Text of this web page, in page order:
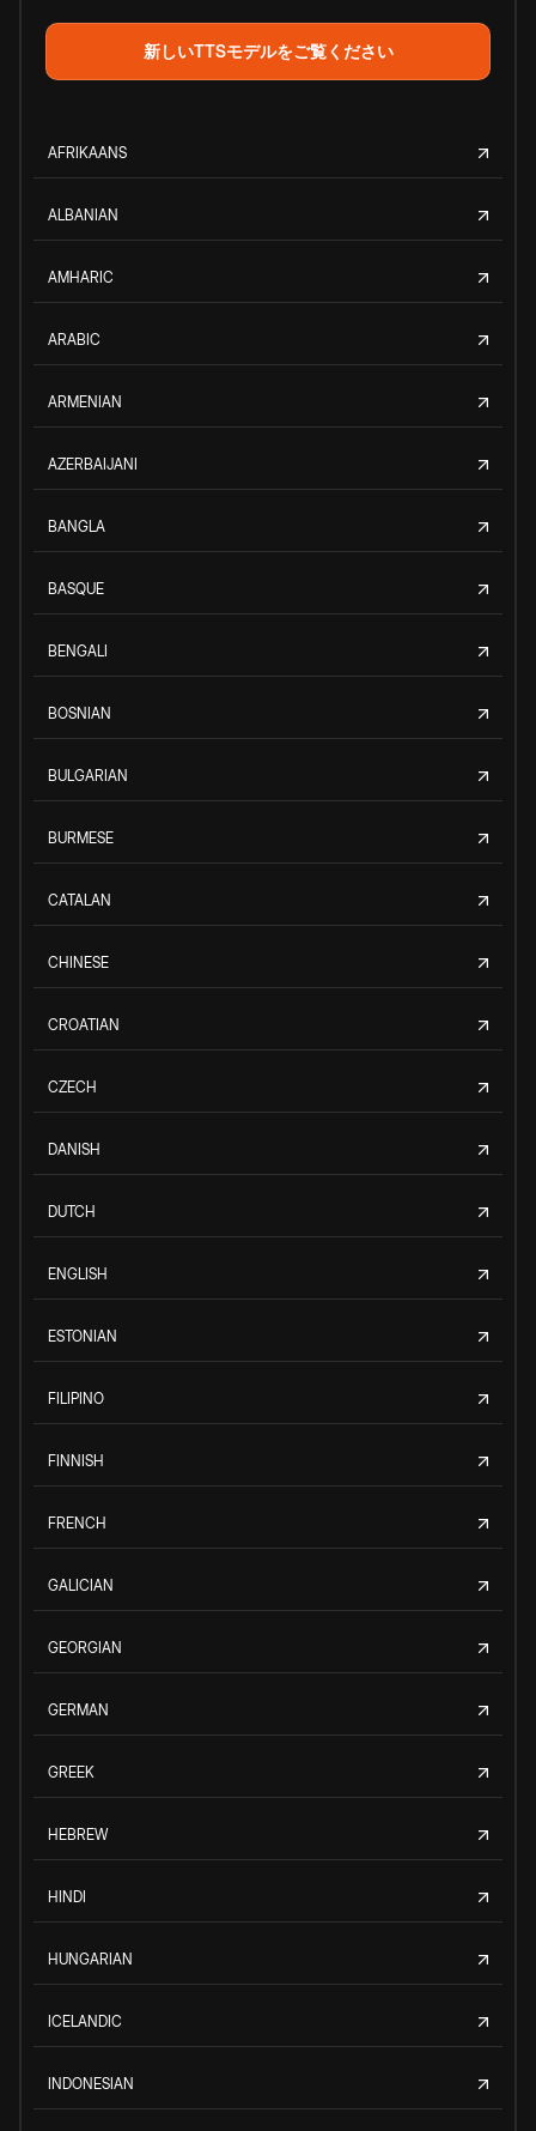
新しいTTSモデルをご覧ください
AFRIKAANS
ALBANIAN
AMHARIC
ARABIC
ARMENIAN
AZERBAIJANI
BANGLA
BASQUE
BENGALI
BOSNIAN
BULGARIAN
BURMESE
CATALAN
CHINESE
CROATIAN
CZECH
DANISH
DUTCH
ENGLISH
ESTONIAN
FILIPINO
FINNISH
FRENCH
GALICIAN
GEORGIAN
GERMAN
GREEK
HEBREW
HINDI
HUNGARIAN
ICELANDIC
INDONESIAN